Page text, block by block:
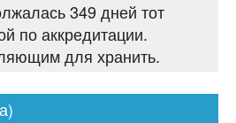
349 дней тот
по аккредитации.
для хранить.